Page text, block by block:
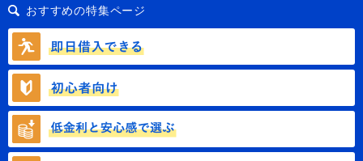
おすすめの特集ページ